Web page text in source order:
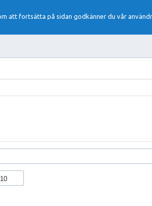
att fortsätta på sidan godkänner du vår
10